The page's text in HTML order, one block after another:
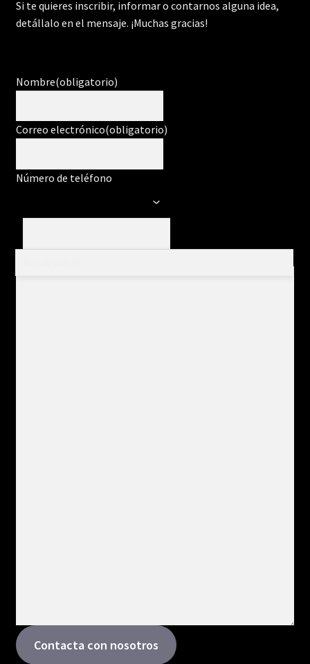
Si te quieres inscribir, informar o contarnos alguna idea,
detállalo en el mensaje. ¡Muchas gracias!
Nombre(obligatorio)
Correo electrónico(obligatorio)
Número de teléfono
Contacta con nosotros